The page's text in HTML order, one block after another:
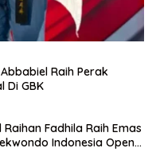
Raih Perak
Di GBK
Fadhila Raih Emas
Indonesia Open